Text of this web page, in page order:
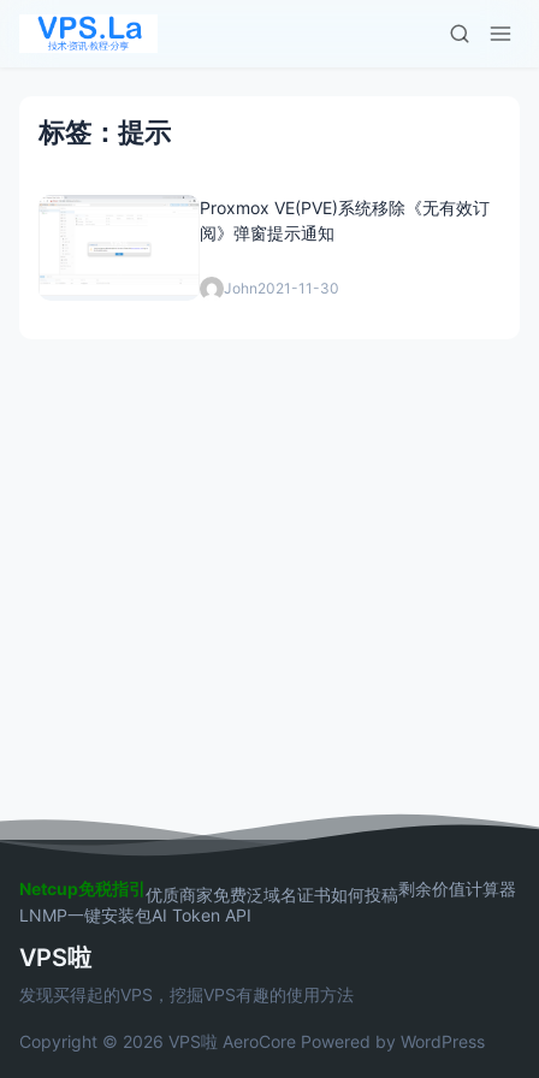
标签：提示
Proxmox VE(PVE)系统移除《无有效订
阅》弹窗提示通知
John2021-11-30
Netcup免税指引优质商家免费泛域名证书如何投稿剩余价值计算器
LNMP一键安装包AI Token API
VPS啦
发现买得起的VPS，挖掘VPS有趣的使用方法
Copyright © 2026 VPS啦 AeroCore Powered by WordPress